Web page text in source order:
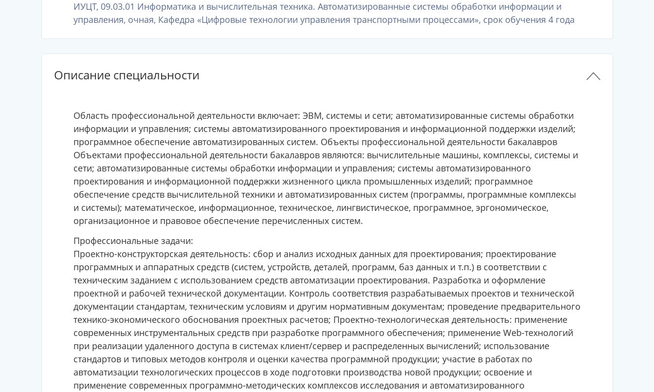
ИУЦТ, 09.03.01 Информатика и вычислительная техника. Автоматизированные системы обработки информации и
управления, очная, Кафедра «Цифровые технологии управления транспортными процессами», срок обучения 4 года
Описание специальности
Область профессиональной деятельности включает: ЭВМ, системы и сети; автоматизированные системы обработки
информации и управления; системы автоматизированного проектирования и информационной поддержки изделий;
программное обеспечение автоматизированных систем. Объекты профессиональной деятельности бакалавров
Объектами профессиональной деятельности бакалавров являются: вычислительные машины, комплексы, системы и
сети; автоматизированные системы обработки информации и управления; системы автоматизированного
проектирования и информационной поддержки жизненного цикла промышленных изделий; программное
обеспечение средств вычислительной техники и автоматизированных систем (программы, программные комплексы
и системы); математическое, информационное, техническое, лингвистическое, программное, эргономическое,
организационное и правовое обеспечение перечисленных систем.
Профессиональные задачи:
Проектно-конструкторская деятельность: сбор и анализ исходных данных для проектирования; проектирование
программных и аппаратных средств (систем, устройств, деталей, программ, баз данных и т.п.) в соответствии с
техническим заданием с использованием средств автоматизации проектирования. Разработка и оформление
проектной и рабочей технической документации. Контроль соответствия разрабатываемых проектов и технической
документации стандартам, техническим условиям и другим нормативным документам; проведение предварительного
технико-экономического обоснования проектных расчетов; Проектно-технологическая деятельность: применение
современных инструментальных средств при разработке программного обеспечения; применение Web-технологий
при реализации удаленного доступа в системах клиент/сервер и распределенных вычислений; использование
стандартов и типовых методов контроля и оценки качества программной продукции; участие в работах по
автоматизации технологических процессов в ходе подготовки производства новой продукции; освоение и
применение современных программно-методических комплексов исследования и автоматизированного